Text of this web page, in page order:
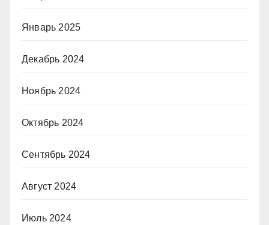
Январь 2025
Декабрь 2024
Ноябрь 2024
Октябрь 2024
Сентябрь 2024
Август 2024
Июль 2024